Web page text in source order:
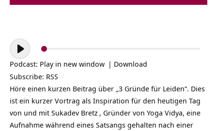
Audio-
Player
Podcast: Play in new window | Download
Subscribe: RSS
Höre einen kurzen Beitrag über „3 Gründe für Leiden“. Dies
ist ein kurzer Vortrag als Inspiration für den heutigen Tag
von und mit Sukadev Bretz , Gründer von Yoga Vidya, eine
Aufnahme während eines Satsangs gehalten nach einer